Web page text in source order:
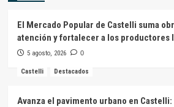
El Mercado Popular de Castelli suma
atención y fortalecer a los productores
5 agosto, 2026 0
Castelli Destacados
Avanza el pavimento urbano en